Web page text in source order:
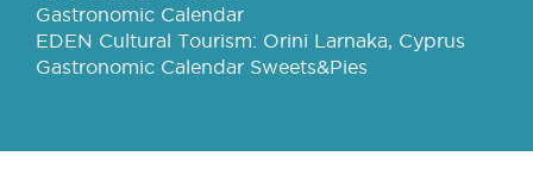
Gastronomic Calendar
EDEN Cultural Tourism: Orini Larnaka, Cyprus
Gastronomic Calendar Sweets&Pies